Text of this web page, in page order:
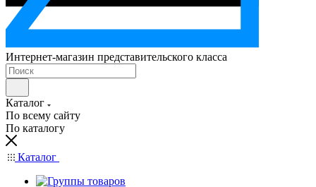
Интернет-магазин представительского класса
Каталог
По всему сайту
По каталогу
Каталог